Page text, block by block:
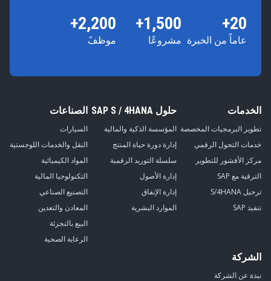
20+
عاماً من الخبرة
1,500+
مشروعًا
2,200+
موظفً
الخدمات
تطوير البرمجيات المخصصة
خدمات التحول الرقمي
مركز الأفشور للتطوير
الترقية مع SAP
ترحيل S/4HANA
تنفيذ SAP
حلول SAP S / 4HANA
المؤسسة الذكية والمالية
إدارة دورة حياة المنتج
سلسلة التوريد الرقمية
إدارة الأصول
إدارة الإنفاق
الموارد البشرية
الصناعات
السيارات
النقل والخدمات اللوجستية
المواد الكيميائية
التكنولوجيا المالية
التصنيع الصناعي
المعادن والتعدين
البيع بالتجزئة
الرعاية الصحية
الشركة
نبذة عن الشركة